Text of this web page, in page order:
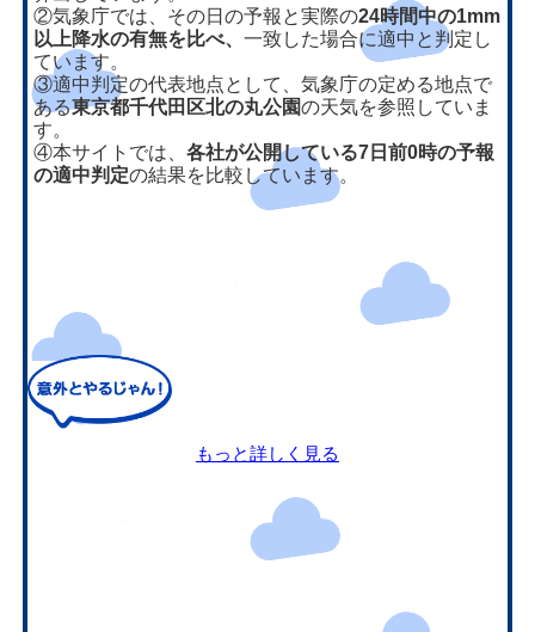
②気象庁では、その日の予報と実際の24時間中の1mm
以上降水の有無を比べ、一致した場合に適中と判定し
ています。
③適中判定の代表地点として、気象庁の定める地点で
ある東京都千代田区北の丸公園の天気を参照していま
す。
④本サイトでは、各社が公開している7日前0時の予報
の適中判定の結果を比較しています。
もっと詳しく見る